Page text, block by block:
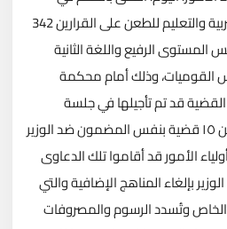
القضية المقامة ضد وزير التربية والتعليم للطعن على القرارين 342
المستوى الرفيع واللغة الثانية
القوميات، وذلك أمام محكمة
قد تم تأجيلها في جلسة
القضاء الإداري هي وأكثر من ١٥ قضية بنفس المضمون ضد الوزير
الأمور قد أقاموا تلك الدعاوى
بإلغاء المناهج الإضافية والتي
وتُسدد الرسوم والمصروفات